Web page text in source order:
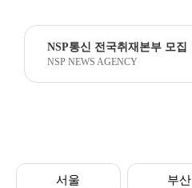
NSP통신 전국취재본부 모집
NSP NEWS AGENCY
서울 부산